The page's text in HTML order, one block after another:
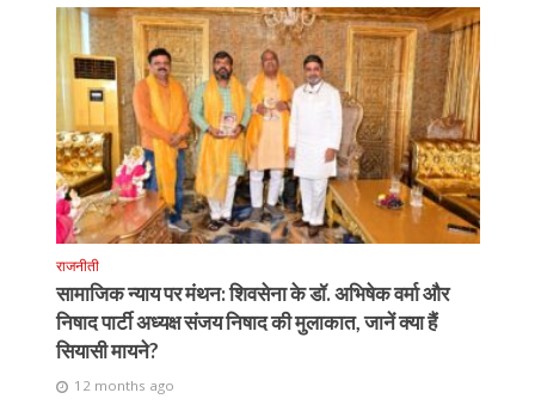
राजनीती
सामाजिक न्याय पर मंथन: शिवसेना के डॉ. अभिषेक वर्मा और
निषाद पार्टी अध्यक्ष संजय निषाद की मुलाकात, जानें क्या हैं
सियासी मायने?
12 months ago